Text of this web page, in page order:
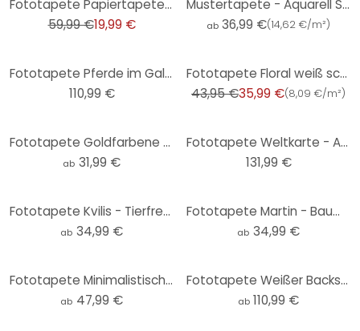
Fototapete Papiertapete Brooklyn Bridge - 366x254 cm
59,99 €19,99 €
Mustertapete - Aquarell Streifen 01 - schwarz-weiß
ab 36,99 €(14,62 €/m²)
Fototapete Pferde im Galopp - 336x260 cm
110,99 €
Fototapete Floral weiß schwarz - Vliestapete Blumen Pflanzen Livingwalls - matt und glatt
43,95 €35,99 €(8,09 €/m²)
Fototapete Goldfarbene Palmenblätter Abstrakt
ab 31,99 €
Fototapete Weltkarte - Around the world - 384x260 cm
131,99 €
Fototapete Kvilis - Tierfreunde im Dschungel - schwarz-weiß - Rund - Selbstklebend/Vlies
ab 34,99 €
Fototapete Martin - Baum in Schwarz-Weiß - Rund - Selbstklebend/Vlies
ab 34,99 €
Fototapete Minimalistischer Baum in ruhiger Landschaft | Schwarz-Weiß Tapete - Flour
ab 47,99 €
Fototapete Weißer Backstein
ab 110,99 €